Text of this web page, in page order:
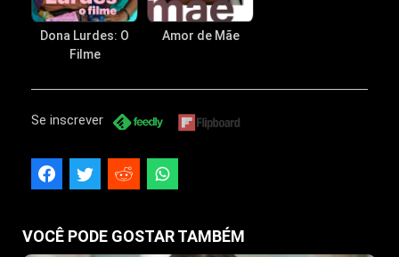
Dona Lurdes: O
Filme
Amor de Mãe
Se inscrever
VOCÊ PODE GOSTAR TAMBÉM